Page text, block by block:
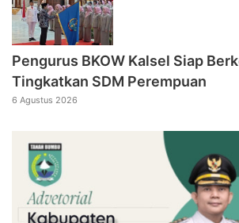
Pengurus BKOW Kalsel Siap
Tingkatkan SDM Perempuan
6 Agustus 2026